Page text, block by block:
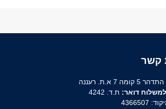
קשר
התדהר 5 קומה 7 א.ת. רעננה
דואר:
ת.ד. 4242